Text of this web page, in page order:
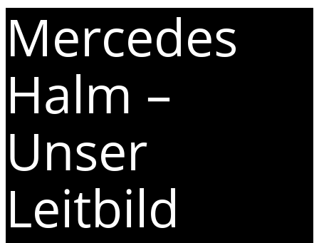
Mercedes
Halm –
Unser
Leitbild